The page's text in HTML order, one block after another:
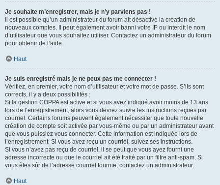
Je souhaite m’enregistrer, mais je n’y parviens pas !
Il est possible qu’un administrateur du forum ait désactivé la création de
nouveaux comptes. Il peut également avoir banni votre IP ou interdit le nom
d’utilisateur que vous souhaitez utiliser. Contactez un administrateur du forum
pour obtenir de l’aide.
Haut
Je suis enregistré mais je ne peux pas me connecter !
Vérifiez, en premier, votre nom d’utilisateur et votre mot de passe. S’ils sont
corrects, il y a deux possibilités :
Si la gestion COPPA est active et si vous avez indiqué avoir moins de 13 ans
lors de l’enregistrement, alors vous devrez suivre les instructions reçues par
courriel. Certains forums peuvent également nécessiter que toute nouvelle
création de compte soit activée par vous-même ou par un administrateur avant
que vous puissiez vous connecter. Cette information est indiquée lors de
l’enregistrement. Si vous avez reçu un courriel, suivez ses instructions.
Si vous n’avez pas reçu de courriel, il se peut que vous ayez fourni une
adresse incorrecte ou que le courriel ait été traité par un filtre anti-spam. Si
vous êtes sûr de l’adresse courriel fournie, contactez un administrateur.
Haut